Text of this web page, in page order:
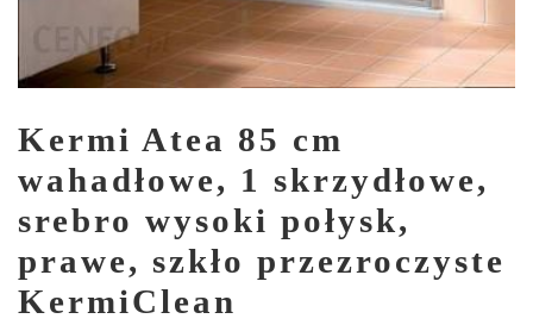
Kermi Atea 85 cm
wahadłowe, 1 skrzydłowe,
srebro wysoki połysk,
prawe, szkło przezroczyste
KermiClean